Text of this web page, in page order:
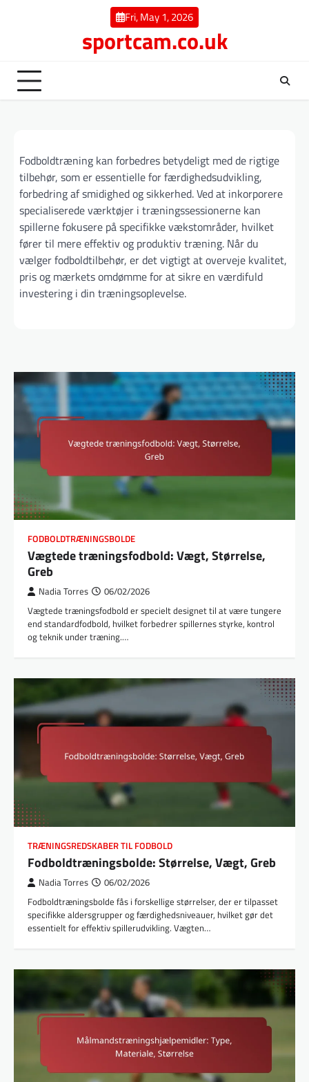
Fri, May 1, 2026
sportcam.co.uk
Fodboldtræning kan forbedres betydeligt med de rigtige
tilbehør, som er essentielle for færdighedsudvikling,
forbedring af smidighed og sikkerhed. Ved at inkorporere
specialiserede værktøjer i træningssessionerne kan
spillerne fokusere på specifikke vækstområder, hvilket
fører til mere effektiv og produktiv træning. Når du
vælger fodboldtilbehør, er det vigtigt at overveje kvalitet,
pris og mærkets omdømme for at sikre en værdifuld
investering i din træningsoplevelse.
FODBOLDTRÆNINGSBOLDE
Vægtede træningsfodbold: Vægt, Størrelse,
Greb
Nadia Torres 06/02/2026
Vægtede træningsfodbold er specielt designet til at være tungere
end standardfodbold, hvilket forbedrer spillernes styrke, kontrol
og teknik under træning.…
TRÆNINGSREDSKABER TIL FODBOLD
Fodboldtræningsbolde: Størrelse, Vægt, Greb
Nadia Torres 06/02/2026
Fodboldtræningsbolde fås i forskellige størrelser, der er tilpasset
specifikke aldersgrupper og færdighedsniveauer, hvilket gør det
essentielt for effektiv spillerudvikling. Vægten…